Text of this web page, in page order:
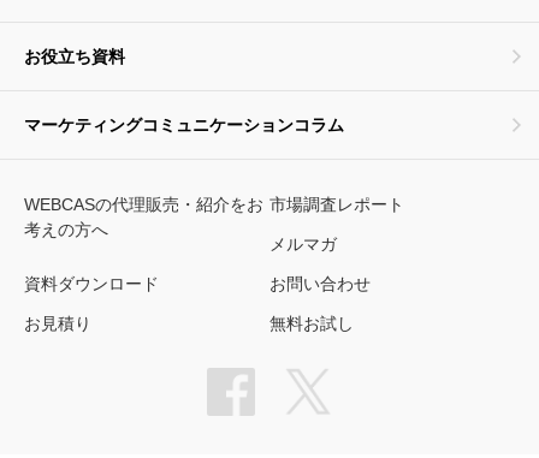
お役立ち資料
マーケティングコミュニケーションコラム
WEBCASの代理販売・紹介をお
考えの方へ
市場調査レポート
メルマガ
資料ダウンロード お問い合わせ
お見積り 無料お試し